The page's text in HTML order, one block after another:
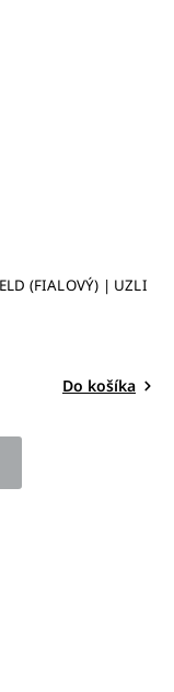
(FIALOVÝ) | UZLI
Do košíka